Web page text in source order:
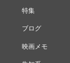
特集
ブログ
映画メモ